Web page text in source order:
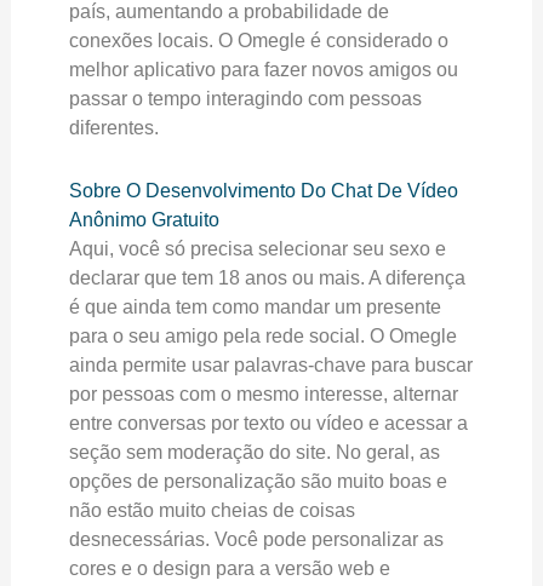
país, aumentando a probabilidade de
conexões locais. O Omegle é considerado o
melhor aplicativo para fazer novos amigos ou
passar o tempo interagindo com pessoas
diferentes.
Sobre O Desenvolvimento Do Chat De Vídeo
Anônimo Gratuito
Aqui, você só precisa selecionar seu sexo e
declarar que tem 18 anos ou mais. A diferença
é que ainda tem como mandar um presente
para o seu amigo pela rede social. O Omegle
ainda permite usar palavras-chave para buscar
por pessoas com o mesmo interesse, alternar
entre conversas por texto ou vídeo e acessar a
seção sem moderação do site. No geral, as
opções de personalização são muito boas e
não estão muito cheias de coisas
desnecessárias. Você pode personalizar as
cores e o design para a versão web e